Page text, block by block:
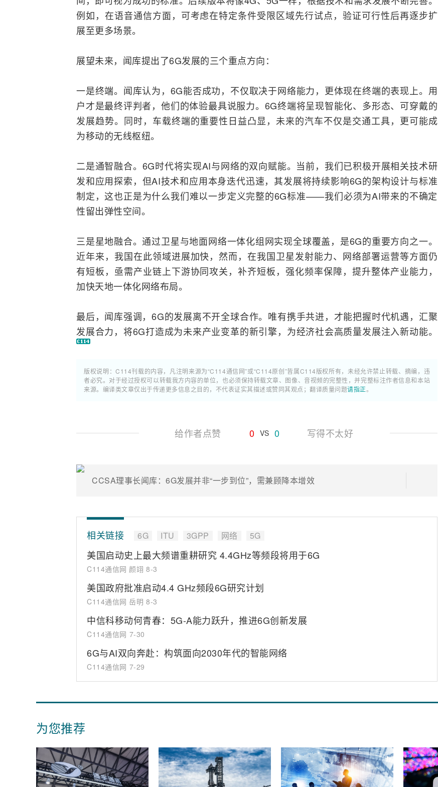
例如，在语音通信方面，可考虑在特定条件受限区域先行试点，验证可行性后再逐步扩
展至更多场景。
展望未来，闻库提出了6G发展的三个重点方向：
一是终端。闻库认为，6G能否成功，不仅取决于网络能力，更体现在终端的表现上。用
户才是最终评判者，他们的体验最具说服力。6G终端将呈现智能化、多形态、可穿戴的
发展趋势。同时，车载终端的重要性日益凸显，未来的汽车不仅是交通工具，更可能成
为移动的无线枢纽。
二是通智融合。6G时代将实现AI与网络的双向赋能。当前，我们已积极开展相关技术研
发和应用探索，但AI技术和应用本身迭代迅速，其发展将持续影响6G的架构设计与标准
制定，这也正是为什么我们难以一步定义完整的6G标准——我们必须为AI带来的不确定
性留出弹性空间。
三是星地融合。通过卫星与地面网络一体化组网实现全球覆盖，是6G的重要方向之一。
近年来，我国在此领域进展加快，然而，在我国卫星发射能力、网络部署运营等方面仍
有短板，亟需产业链上下游协同攻关，补齐短板，强化频率保障，提升整体产业能力，
加快天地一体化网络布局。
最后，闻库强调，6G的发展离不开全球合作。唯有携手共进，才能把握时代机遇，汇聚
发展合力，将6G打造成为未来产业变革的新引擎，为经济社会高质量发展注入新动能。
版权说明：C114刊载的内容，凡注明来源为“C114通信网”或“C114原创”皆属C114版权所有，未经允许禁止转载、摘编，违
者必究。对于经过授权可以转载我方内容的单位，也必须保持转载文章、图像、音视频的完整性，并完整标注作者信息和本站
来源。编译类文章仅出于传递更多信息之目的，不代表证实其描述或赞同其观点；翻译质量问题请指正。
给作者点赞 0 VS 0 写得不太好
CCSA理事长闻库：6G发展并非“一步到位”，需兼顾降本增效
相关链接 6G ITU 3GPP 网络 5G
美国启动史上最大频谱重耕研究 4.4GHz等频段将用于6G
C114通信网 颜翊 8-3
美国政府批准启动4.4 GHz频段6G研究计划
C114通信网 岳明 8-3
中信科移动何青春：5G-A能力跃升，推进6G创新发展
C114通信网 7-30
6G与AI双向奔赴：构筑面向2030年代的智能网络
C114通信网 7-29
为您推荐